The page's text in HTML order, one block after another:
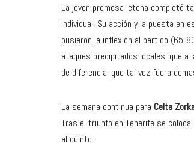
La joven promesa letona completó
individual. Su acción y la puesta en
pusieron la inflexión al partido (65-
ataques precipitados locales, que
de diferencia, que tal vez fuera
La semana continua para Celta
Tras el triunfo en Tenerife se
al quinto.